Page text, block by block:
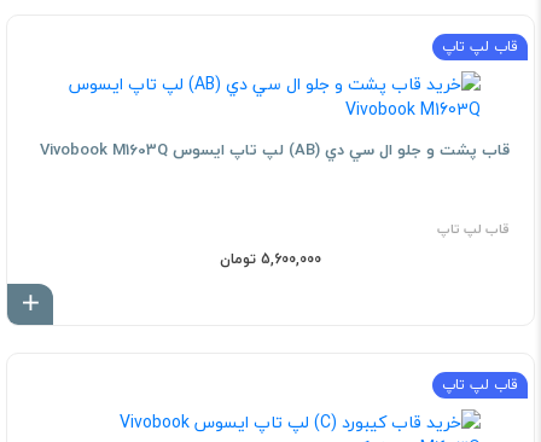
قاب لپ تاپ
قاب پشت و جلو ال سي دي (AB) لپ تاپ ايسوس Vivobook M1603Q
قاب لپ تاپ
5,600,000 تومان
قاب لپ تاپ